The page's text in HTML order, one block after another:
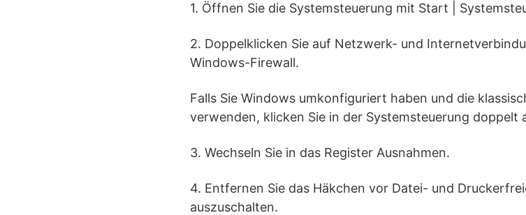
1. Öffnen Sie die Systemsteuerung mit Start |
2. Doppelklicken Sie auf Netzwerk- und
Windows-Firewall.
Falls Sie Windows umkonfiguriert haben und die
verwenden, klicken Sie in der Systemsteuerung doppelt
3. Wechseln Sie in das Register Ausnahmen.
4. Entfernen Sie das Häkchen vor Datei- und
auszuschalten.